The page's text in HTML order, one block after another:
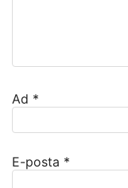
Ad *
E-posta *